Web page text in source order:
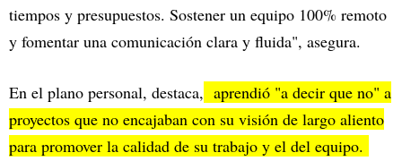
tiempos y presupuestos. Sostener un equipo 100% remoto
y fomentar una comunicación clara y fluida", asegura.
En el plano personal, destaca, aprendió "a decir que no" a
proyectos que no encajaban con su visión de largo aliento
para promover la calidad de su trabajo y el del equipo.